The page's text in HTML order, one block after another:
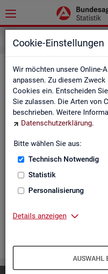
Cookie-Einstellungen
Wir möchten unsere Online-
anpassen. Zu diesem
Cookies ein. Entscheiden
Sie zulassen. Die Arten von
beschrieben. Weitere
Datenschutzerklärung.
Bitte wählen Sie aus:
Technisch Notwendig
Statistik
Personalisierung
Details anzeigen
AUSWAHL
News­let­ter
Mit dem mo­nat­li­chen
ver­schie­de­ne The­men und
ak­tu­el­le Be­rich­te, wie z.
neue Ver­öf­fent­li­chun­gen,
Son­der­be­rich­te,
an­de­re Neu­ig­kei­ten aus
Die­ser Ser­vice ist